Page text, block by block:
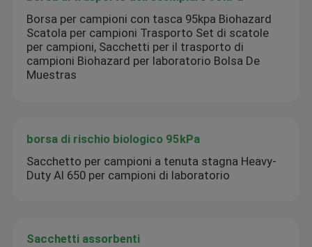
Borsa per campioni con tasca 95kpa Biohazard
Scatola per campioni Trasporto Set di scatole
per campioni, Sacchetti per il trasporto di
campioni Biohazard per laboratorio Bolsa De
Muestras
borsa di rischio biologico 95kPa
Sacchetto per campioni a tenuta stagna Heavy-
Duty AI 650 per campioni di laboratorio
Sacchetti assorbenti